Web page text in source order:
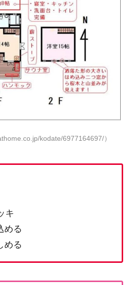
kodate/6977164697/）
キ
める
める